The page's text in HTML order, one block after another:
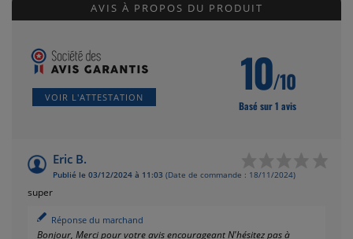
AVIS À PROPOS DU PRODUIT
VOIR L'ATTESTATION 10/10
Basé sur 1 avis
Eric B.
Publié le 03/12/2024 à 11:03 (Date de commande : 18/11/2024)
super
Réponse du marchand
Bonjour, Merci pour votre avis encourageant N'hésitez pas à